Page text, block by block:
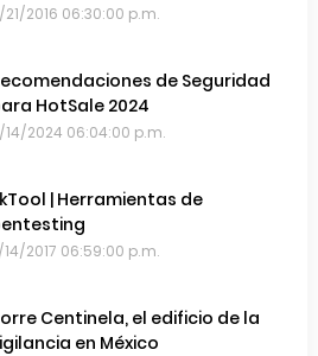
21/2016 06:30:00 p.m.
de Seguridad
HotSale 2024
14/2024 06:04:00 p.m.
| Herramientas de
2017 06:59:00 p.m.
Centinela, el edificio de la
en México